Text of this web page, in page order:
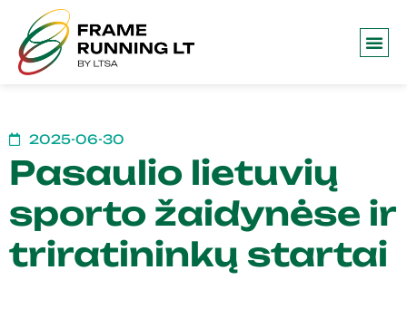
2025-06-30
Pasaulio lietuvių
sporto žaidynėse ir
triratininkų startai